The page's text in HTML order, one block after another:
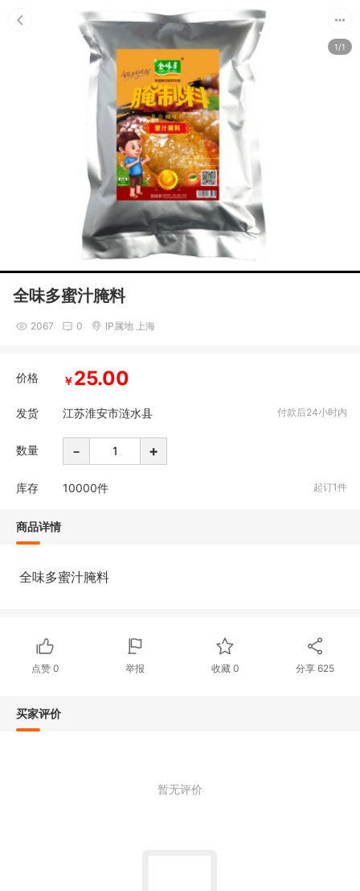
1/1
全味多蜜汁腌料
2067 0 IP属地 上海
价格 ￥25.00
发货 江苏淮安市涟水县 付款后24小时内
数量 - +
库存 10000件 起订1件
商品详情
全味多蜜汁腌料
点赞 0 举报 收藏 0 分享 625
买家评价
暂无评价